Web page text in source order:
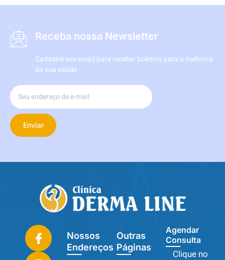
Receba nossa Newsletter
Cadastre seu email para receber boletins para a melhoria
da sua saúde
Enviar
Nossos
Endereços
Outras
Páginas
Agendar
Consulta
Clique no